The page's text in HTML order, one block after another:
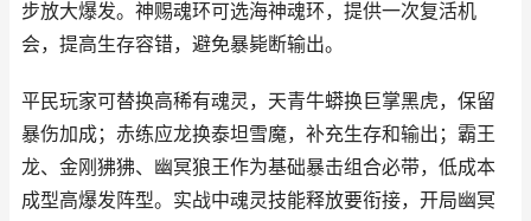
步放大爆发。神赐魂环可选海神魂环，提供一次复活机
会，提高生存容错，避免暴毙断输出。
平民玩家可替换高稀有魂灵，天青牛蟒换巨掌黑虎，保留
暴伤加成；赤练应龙换泰坦雪魔，补充生存和输出；霸王
龙、金刚狒狒、幽冥狼王作为基础暴击组合必带，低成本
成型高爆发阵型。实战中魂灵技能释放要衔接，开局幽冥